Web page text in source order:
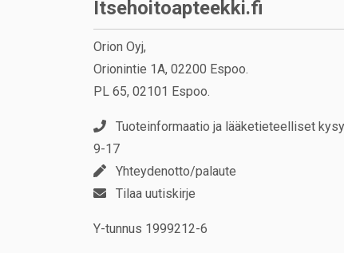
Itsehoitoapteekki.fi
Orion Oyj,
Orionintie 1A, 02200 Espoo.
PL 65, 02101 Espoo.
Tuoteinformaatio ja lääketieteelliset
9-17
Yhteydenotto/palaute
Tilaa uutiskirje
Y-tunnus 1999212-6